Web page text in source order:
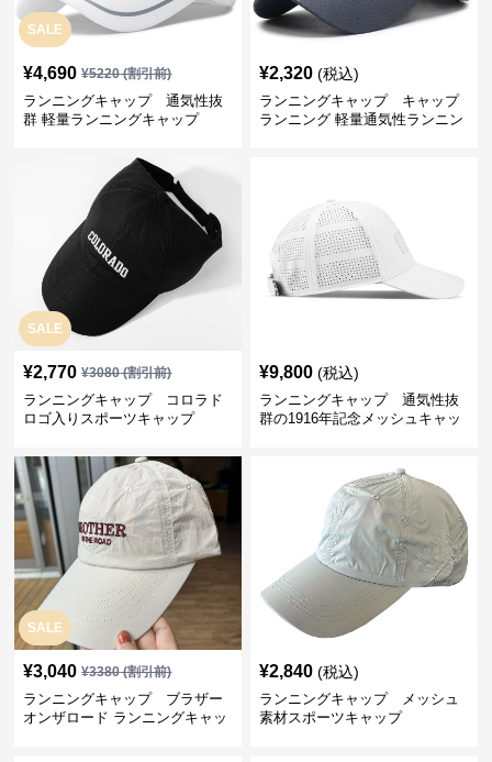
SALE
¥4,690 ¥5220(割引前)
ランニングキャップ 通気性抜
群 軽量ランニングキャップ
¥2,320 (税込)
ランニングキャップ キャップ
ランニング 軽量通気性ランニン
SALE
¥2,770 ¥3080(割引前)
ランニングキャップ コロラド
ロゴ入りスポーツキャップ
¥9,800 (税込)
ランニングキャップ 通気性抜
群の1916年記念メッシュキャッ
SALE
¥3,040 ¥3380(割引前)
ランニングキャップ ブラザー
オンザロード ランニングキャッ
¥2,840 (税込)
ランニングキャップ メッシュ
素材スポーツキャップ